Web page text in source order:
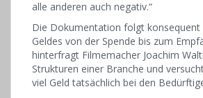
alle anderen auch negativ.“
Die Dokumentation folgt konsequent
Geldes von der Spende bis zum
hinterfragt Filmemacher Joachim
Strukturen einer Branche und
viel Geld tatsächlich bei den